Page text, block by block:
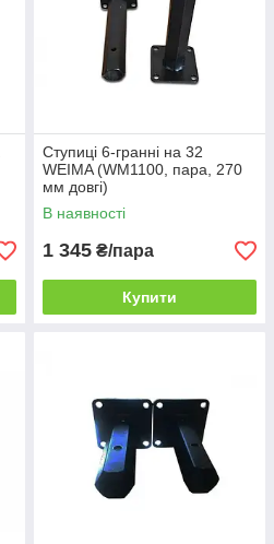
Ступиці 6-гранні на 32
WEIMA (WM1100, пара, 270
мм довгі)
В наявності
1 345 ₴/пара
Купити